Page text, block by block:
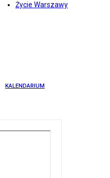
Życie Warszawy
KALENDARIUM